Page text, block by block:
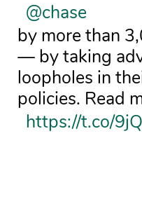
@chase
by more than
— by taking
loopholes in
policies. Read
https://t.co/